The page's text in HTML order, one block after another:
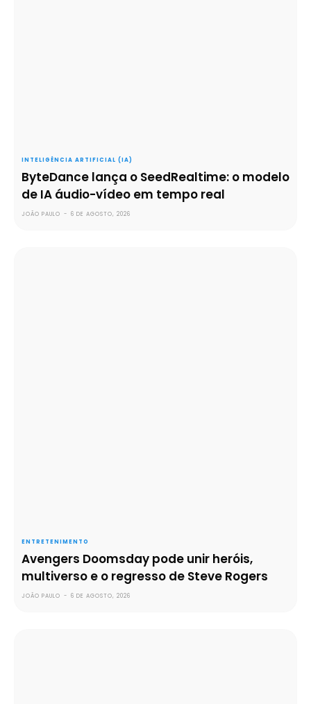
INTELIGÊNCIA ARTIFICIAL (IA)
ByteDance lança o SeedRealtime: o modelo
de IA áudio-vídeo em tempo real
JOÃO PAULO - 6 DE AGOSTO, 2026
ENTRETENIMENTO
Avengers Doomsday pode unir heróis,
multiverso e o regresso de Steve Rogers
JOÃO PAULO - 6 DE AGOSTO, 2026